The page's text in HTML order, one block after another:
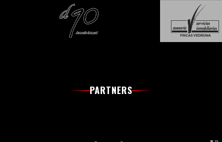
PARTNERS